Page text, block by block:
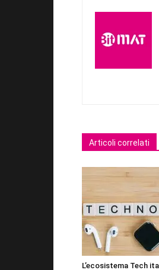
Articoli correlati
L’ecosistema Tech